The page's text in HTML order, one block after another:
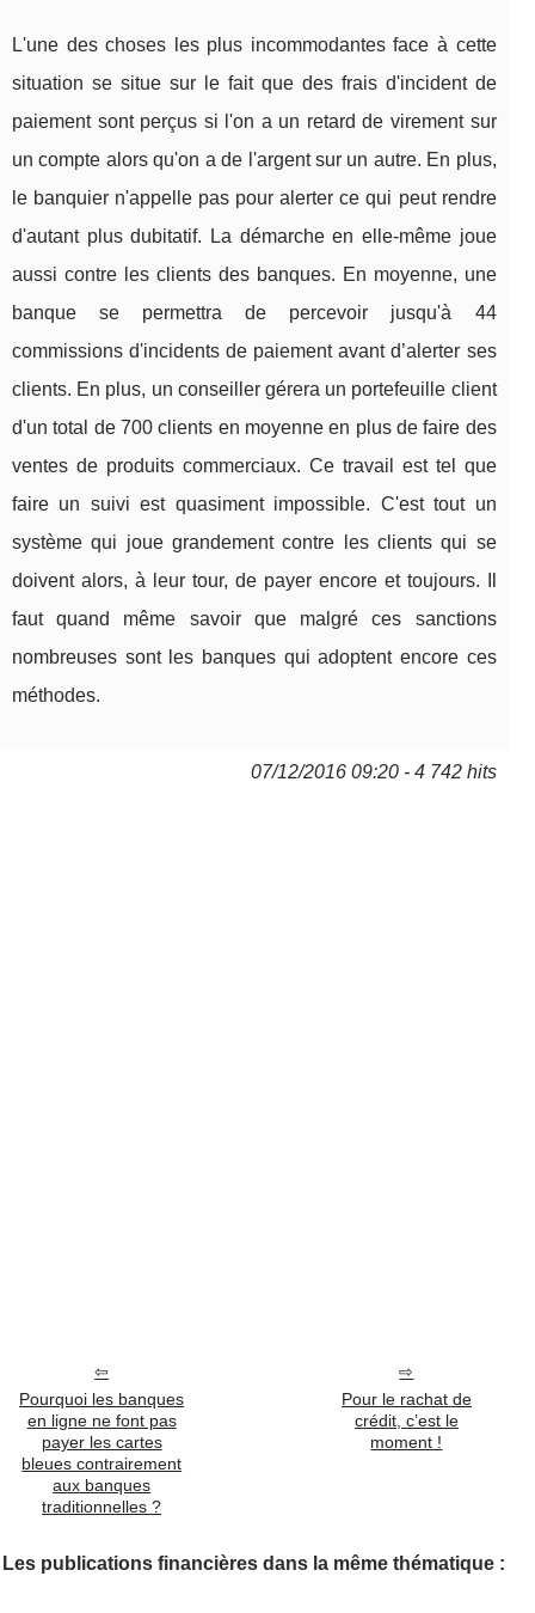
L'une des choses les plus incommodantes face à cette
situation se situe sur le fait que des frais d'incident de
paiement sont perçus si l'on a un retard de virement sur
un compte alors qu'on a de l'argent sur un autre. En plus,
le banquier n'appelle pas pour alerter ce qui peut rendre
d'autant plus dubitatif. La démarche en elle-même joue
aussi contre les clients des banques. En moyenne, une
banque se permettra de percevoir jusqu'à 44
commissions d'incidents de paiement avant d’alerter ses
clients. En plus, un conseiller gérera un portefeuille client
d'un total de 700 clients en moyenne en plus de faire des
ventes de produits commerciaux. Ce travail est tel que
faire un suivi est quasiment impossible. C'est tout un
système qui joue grandement contre les clients qui se
doivent alors, à leur tour, de payer encore et toujours. Il
faut quand même savoir que malgré ces sanctions
nombreuses sont les banques qui adoptent encore ces
méthodes.
07/12/2016 09:20 - 4 742 hits
Pourquoi les banques
en ligne ne font pas
payer les cartes
bleues contrairement
aux banques
traditionnelles ?
Pour le rachat de
crédit, c’est le
moment !
Les publications financières dans la même thématique :